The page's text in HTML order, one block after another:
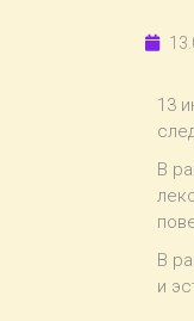
13
В
В
и